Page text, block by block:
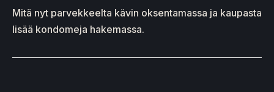
Mitä nyt parvekkeelta kävin oksentamassa ja kaupasta
lisää kondomeja hakemassa.